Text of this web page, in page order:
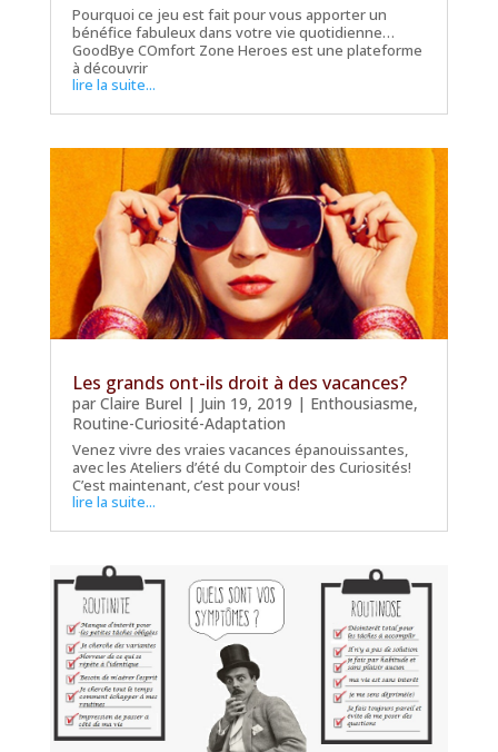
Pourquoi ce jeu est fait pour vous apporter un
bénéfice fabuleux dans votre vie quotidienne…
GoodBye COmfort Zone Heroes est une plateforme
à découvrir
lire la suite...
Les grands ont-ils droit à des vacances?
par Claire Burel | Juin 19, 2019 | Enthousiasme,
Routine-Curiosité-Adaptation
Venez vivre des vraies vacances épanouissantes,
avec les Ateliers d’été du Comptoir des Curiosités!
C’est maintenant, c’est pour vous!
lire la suite...